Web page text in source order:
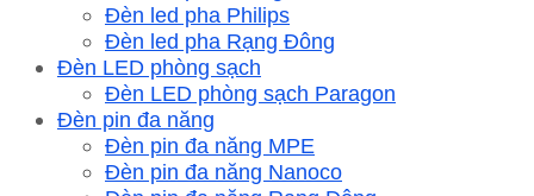
Đèn led pha Philips
Đèn led pha Rạng Đông
Đèn LED phòng sạch
Đèn LED phòng sạch Paragon
Đèn pin đa năng
Đèn pin đa năng MPE
Đèn pin đa năng Nanoco